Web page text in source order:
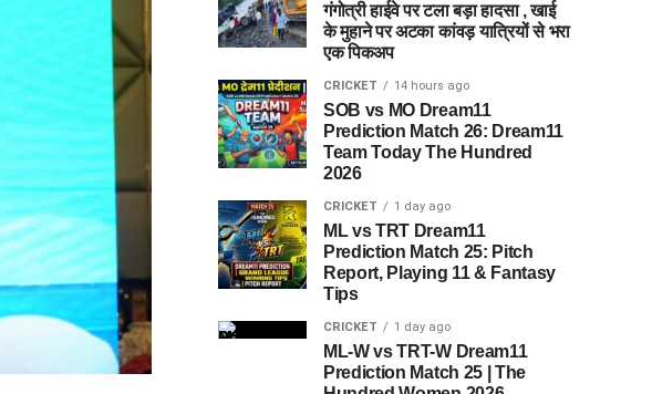
गंगोत्री हाईवे पर टला बड़ा हादसा , खाई
के मुहाने पर अटका कांवड़ यात्रियों से भरा
एक पिकअप
CRICKET 14 hours ago
SOB vs MO Dream11
Prediction Match 26: Dream11
Team Today The Hundred
2026
CRICKET 1 day ago
ML vs TRT Dream11
Prediction Match 25: Pitch
Report, Playing 11 & Fantasy
Tips
CRICKET 1 day ago
ML-W vs TRT-W Dream11
Prediction Match 25 | The